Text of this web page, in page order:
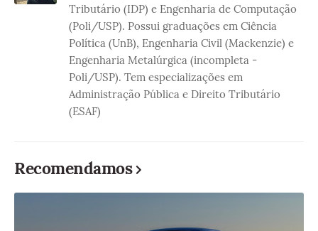
Tributário (IDP) e Engenharia de Computação
(Poli/USP). Possui graduações em Ciência
Política (UnB), Engenharia Civil (Mackenzie) e
Engenharia Metalúrgica (incompleta -
Poli/USP). Tem especializações em
Administração Pública e Direito Tributário
(ESAF)
Recomendamos